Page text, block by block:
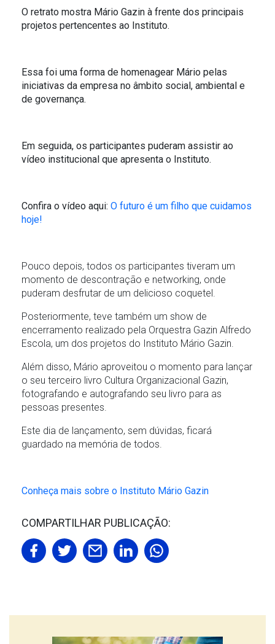
O retrato mostra Mário Gazin à frente dos principais
projetos pertencentes ao Instituto.
Essa foi uma forma de homenagear Mário pelas
iniciativas da empresa no âmbito social, ambiental e
de governança.
Em seguida, os participantes puderam assistir ao
vídeo institucional que apresenta o Instituto.
Confira o vídeo aqui: O futuro é um filho que cuidamos
hoje!
Pouco depois, todos os participantes tiveram um
momento de descontração e networking, onde
puderam desfrutar de um delicioso coquetel.
Posteriormente, teve também um show de
encerramento realizado pela Orquestra Gazin Alfredo
Escola, um dos projetos do Instituto Mário Gazin.
Além disso, Mário aproveitou o momento para lançar
o seu terceiro livro Cultura Organizacional Gazin,
fotografando e autografando seu livro para as
pessoas presentes.
Este dia de lançamento, sem dúvidas, ficará
guardado na memória de todos.
Conheça mais sobre o Instituto Mário Gazin
COMPARTILHAR PUBLICAÇÃO: